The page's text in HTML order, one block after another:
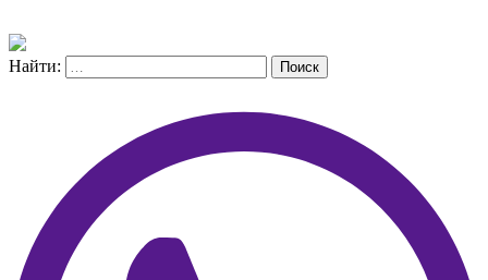
Найти: Поиск